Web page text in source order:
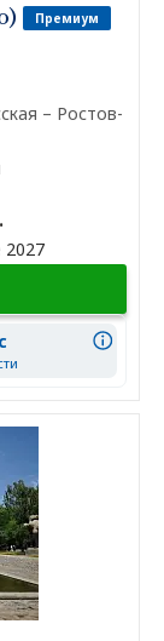
Премиум
– Ростов-
2027